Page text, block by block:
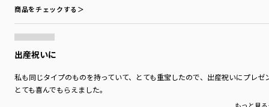
商品をチェックする＞
出産祝いに
私も同じタイプのものを持っていて、とても重宝したので、出産祝いにプレゼ
とても喜んでもらえました。